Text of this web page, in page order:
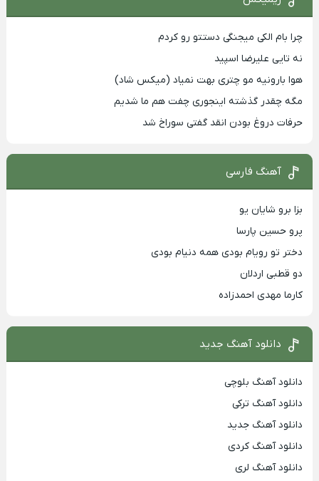
چرا بام الکی میجنگی دستتو رو کردم
نه تایی علیرضا اسپید
هوا بارونیه مو چتری بهت نمیاد (میکس شاد)
مگه چقدر گذشته اینجوری چفت هم ما شدیم
حرفات دروغ بودن انقد گفتی سوراخ شد
آهنگ فارسی
بزا برو شایان یو
پرو حسین پارسا
دختر تو رویام بودی همه دنیام بودی
دو قطبی اردلان
کارما مهدی احمدزاده
دانلود آهنگ جدید
دانلود آهنگ بلوچی
دانلود آهنگ ترکی
دانلود آهنگ جدید
دانلود آهنگ کردی
دانلود آهنگ لری